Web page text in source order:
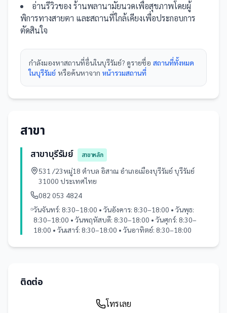
อ่านรีวิวของ ร้านพลานามัยนวดเพื่อสุขภาพโดยผู้
พิการทางสายตา และสถานที่ใกล้เคียงเพื่อประกอบการ
ตัดสินใจ
กำลังมองหาสถานที่อื่นในบุรีรัมย์? ดูรายชื่อ สถานที่ทั้งหมด
ในบุรีรัมย์ หรือค้นหาจาก หน้ารวมสถานที่
สาขา
สาขาบุรีรัมย์
สาขาหลัก
531 /23หมู่18 ตำบล อิสาณ อำเภอเมืองบุรีรัมย์ บุรีรัมย์
31000 ประเทศไทย
082 053 4824
วันจันทร์: 8:30–18:00 • วันอังคาร: 8:30–18:00 • วันพุธ:
8:30–18:00 • วันพฤหัสบดี: 8:30–18:00 • วันศุกร์: 8:30–
18:00 • วันเสาร์: 8:30–18:00 • วันอาทิตย์: 8:30–18:00
ติดต่อ
โทรเลย